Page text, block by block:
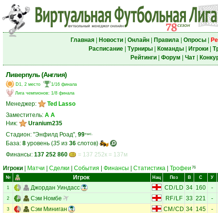
Главная| Новости| Онлайн| Правила| Опросы|
Расписание| Турниры| Команды| Игроки|
Рейтинги| Форум Чат|
Ливерпуль (Англия)
D1, 2 место
1/16 финала
Лига чемпионов: 1/8 финала
Менеджер:
Ted Lasso
Заместитель: А А
Ник:
Uranium235
Стадион: "Энфилд Роад", 99тыс.
База: 8 уровень (35 из 36 слотов)
Финансы: 137 252 860
= 137 252к = 137м
Игроки
Матчи Сделки События Финансы Статистика Трофеи 76
№ Игрок Нац Поз В С У
1 Джордан Уиндасс CD/LD 34 160 -
2 Сэм Номбе RF/LF 33 221 -
3 Сэм Миниган CM /CD 34 145 -